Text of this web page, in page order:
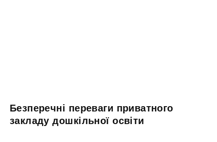
Безперечні переваги приватного
закладу дошкільної освіти